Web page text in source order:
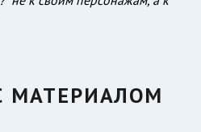
МАТЕРИАЛОМ